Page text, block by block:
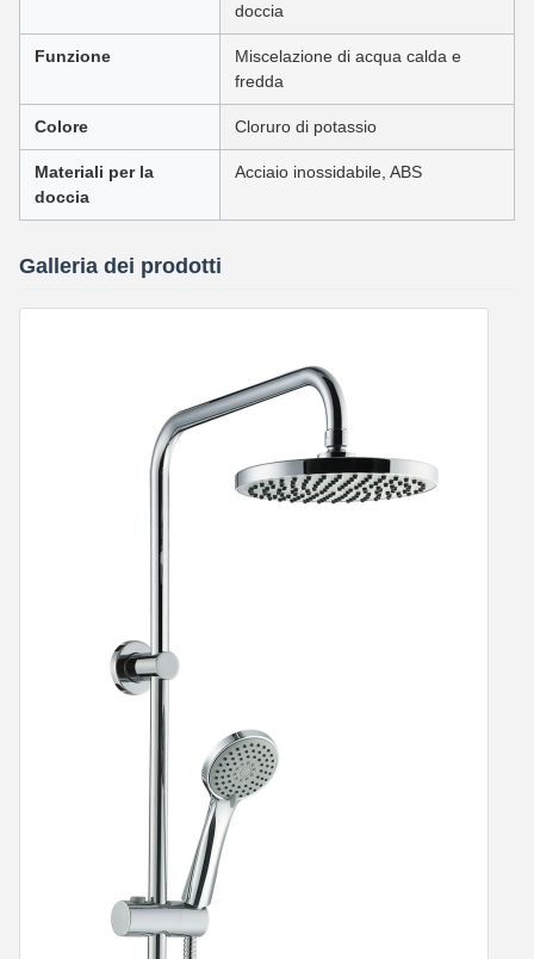
doccia
Funzione
Miscelazione di acqua calda e
fredda
Colore Cloruro di potassio
Materiali per la
doccia
Acciaio inossidabile, ABS
Galleria dei prodotti